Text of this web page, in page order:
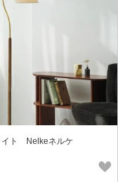
イト Nelkeネルケ